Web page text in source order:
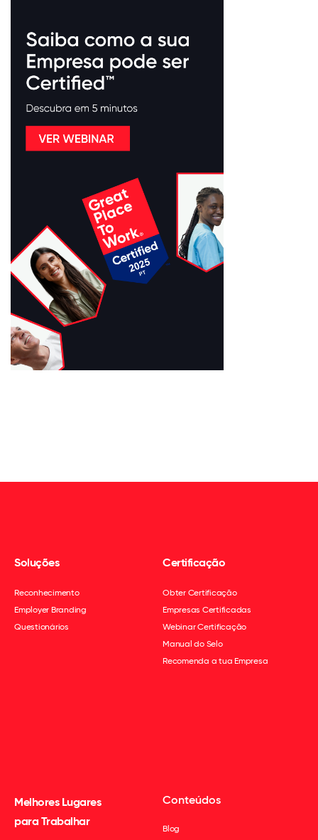
Soluções
Reconhecimento
Employer Branding
Questionários
Certificação
Obter Certificação
Empresas Certificadas
Webinar Certificação
Manual do Selo
Recomenda a tua Empresa
Melhores Lugares
para Trabalhar
Conteúdos
Blog